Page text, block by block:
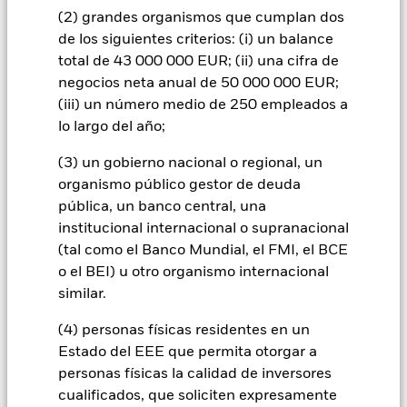
(2) grandes organismos que cumplan dos
de los siguientes criterios: (i) un balance
total de 43 000 000 EUR; (ii) una cifra de
negocios neta anual de 50 000 000 EUR;
(iii) un número medio de 250 empleados a
lo largo del año;
(3) un gobierno nacional o regional, un
organismo público gestor de deuda
pública, un banco central, una
institucional internacional o supranacional
(tal como el Banco Mundial, el FMI, el BCE
o el BEI) u otro organismo internacional
similar.
(4) personas físicas residentes en un
Estado del EEE que permita otorgar a
personas físicas la calidad de inversores
cualificados, que soliciten expresamente
INFORMACIÓN IMPORTANTE: Capital en Riesgo.El valor
de las inversiones y los ingresos derivados de ellas pueden
subir o bajar, y no están garantizados. Es posible que los
inversores no recuperen la cantidad invertida originalmente.
El riesgo de inversión se concentra en ciertos mercados,
países, divisas o empresas. Ello significa que el Fondo es más
mercado, político o regulador. El valor de los títulos de renta
variable y los asimilados a acciones se puede ver afectado por
los movimientos diarios del mercado bursátil. Entre otros
factores que influyen están los acontecimientos políticos, las
noticias económicas, beneficios empresariales y los hechos
societarios de importancia.] Las inversiones en valores
relacionados con el transporte están sujetas a problemas de
medio ambiente, impuestos, reglamentación gubernamental,
Todas las clases de acciones con cobertura de divisas de este
uso de derivados para una clase de acciones podría conllevar
un posible riesgo de contagio (también denominado «spill-
over») a otras clases de acciones del fondo. La sociedad